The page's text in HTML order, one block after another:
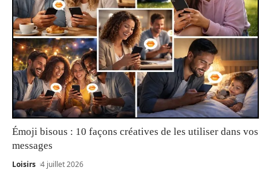
Émoji bisous : 10 façons créatives de les utiliser dans vos
messages
Loisirs 4 juillet 2026